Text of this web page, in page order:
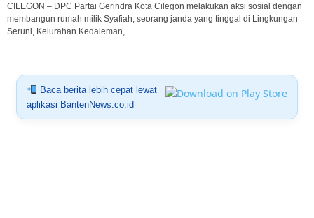
CILEGON – DPC Partai Gerindra Kota Cilegon melakukan aksi sosial dengan
membangun rumah milik Syafiah, seorang janda yang tinggal di Lingkungan
Seruni, Kelurahan Kedaleman,...
Baca berita lebih cepat lewat
aplikasi BantenNews.co.id